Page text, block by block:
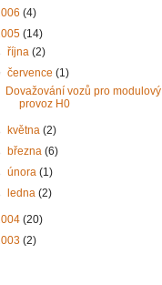
(4)
(14)
října(2)
července(1)
Dovažování vozů pro modulový
provoz H0
května(2)
března(6)
února(1)
ledna(2)
(20)
(2)